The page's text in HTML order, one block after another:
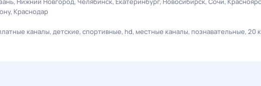
Краснодар
каналы детские спортивные hd местные каналы познавательные 20